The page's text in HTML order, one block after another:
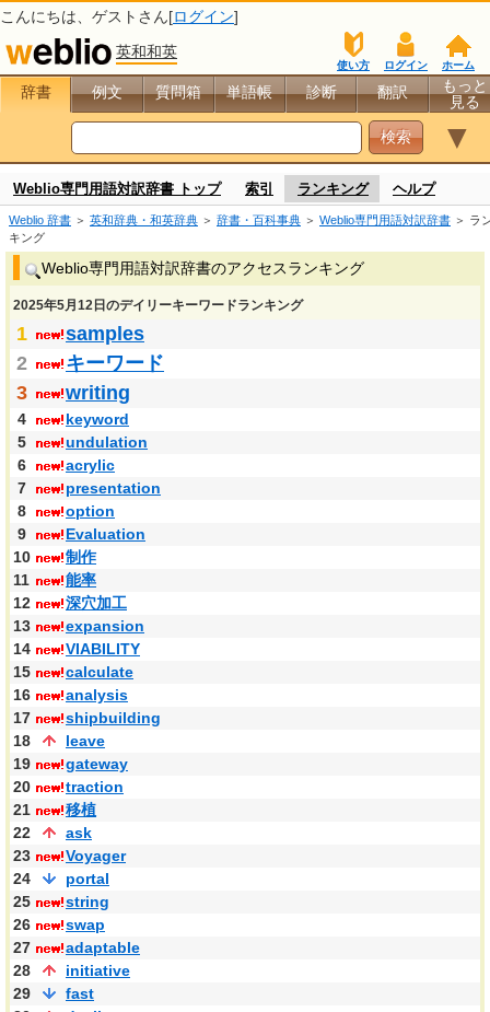
こんにちは、 ゲスト さん[ログイン]
英和和英
ホーム
ログイン
使い方
辞書 例文 質問箱 単語帳 診断 翻訳
もっと
見る
▼
Weblio専門用語対訳辞書 トップ 索引 ランキング ヘルプ
Weblio 辞書 ＞ 英和辞典・和英辞典 ＞ 辞書・百科事典 ＞ Weblio専門用語対訳辞書 ＞ ラ
キング
Weblio専門用語対訳辞書のアクセスランキング
2025年5月12日のデイリーキーワードランキング
1
samples
2
キーワード
3
writing
4
keyword
5
undulation
6
acrylic
7
presentation
8
option
9
Evaluation
10
制作
11
能率
12
深穴加工
13
expansion
14
VIABILITY
15
calculate
16
analysis
17
shipbuilding
18
leave
19
gateway
20
traction
21
移植
22
ask
23
Voyager
24
portal
25
string
26
swap
27
adaptable
28
initiative
29
fast